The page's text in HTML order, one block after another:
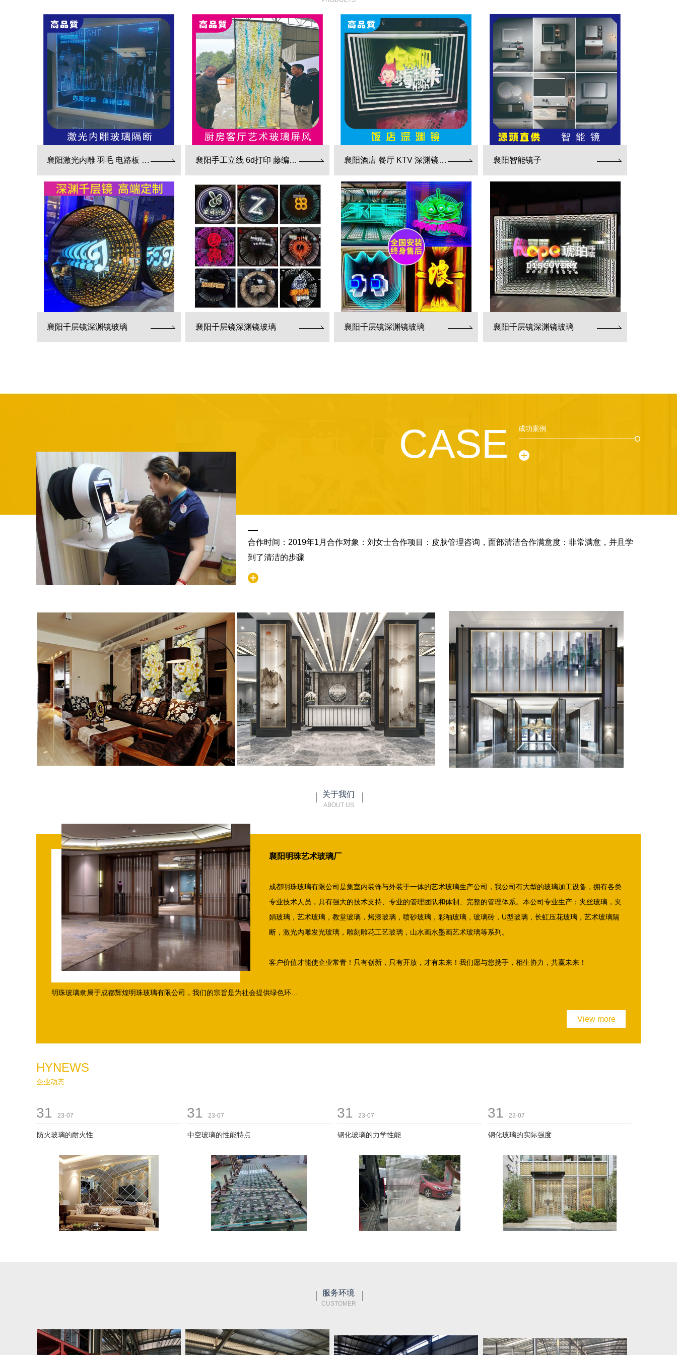
襄阳激光内雕 羽毛 电路板 3d效果展现 襄阳手工立线 6d打印 藤编夹胶 新款 厂家直销 襄阳酒店 餐厅 KTV 深渊镜彩色跑马灯 襄阳智能镜子
襄阳千层镜深渊镜玻璃 襄阳千层镜深渊镜玻璃 襄阳千层镜深渊镜玻璃 襄阳千层镜深渊镜玻璃
成功案例
CASE
合作时间：2019年1月合作对象：刘女士合作项目：皮肤管理咨询，面部清洁合作满意度：非常满意，并且学
到了清洁的步骤
关于我们
ABOUT US
襄阳明珠艺术玻璃厂
成都明珠玻璃有限公司是集室内装饰与外装于一体的艺术玻璃生产公司，我公司有大型的玻璃加工设备，拥有各类
专业技术人员，具有强大的技术支持、专业的管理团队和体制、完整的管理体系。本公司专业生产：夹丝玻璃，夹
娟玻璃，艺术玻璃，教堂玻璃，烤漆玻璃，喷砂玻璃，彩釉玻璃，玻璃砖，U型玻璃，长虹压花玻璃，艺术玻璃隔
断，激光内雕发光玻璃，雕刻雕花工艺玻璃，山水画水墨画艺术玻璃等系列。
客户价值才能使企业常青！只有创新，只有开放，才有未来！我们愿与您携手，相生协力，共赢未来！
明珠玻璃隶属于成都辉煌明珠玻璃有限公司，我们的宗旨是为社会提供绿色环...
View more
HYNEWS
企业动态
31 23-07
防火玻璃的耐火性
31 23-07
中空玻璃的性能特点
31 23-07
钢化玻璃的力学性能
31 23-07
钢化玻璃的实际强度
服务环境
CUSTOMER